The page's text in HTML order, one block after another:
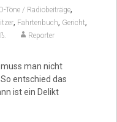
Töne / Radiobeiträge,
, Fahrtenbuch, Gericht,
Reporter
man nicht
entschied das
ist ein Delikt